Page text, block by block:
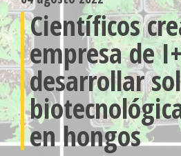
Científicos
empresa de
desarrollar
en hongos